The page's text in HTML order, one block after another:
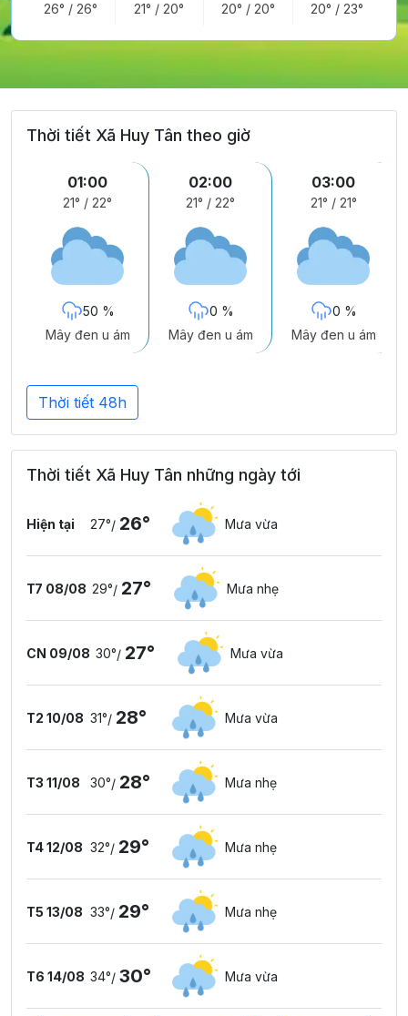
26° / 26° 21° /20° 20° / 20° 20° /23°
Thời tiết Xã Huy Tân theo giờ
01:00
21° / 22°
50 %
Mây đen u ám
02:00
21° / 22°
0 %
Mây đen u ám
03:00
21° / 21°
0 %
Mây đen u ám
Thời tiết 48h
Thời tiết Xã Huy Tân những ngày tới
Hiện tại 27°/ 26° Mưa vừa
T7 08/08 29°/ 27° Mưa nhẹ
CN 09/08 30°/ 27° Mưa vừa
T2 10/08 31°/ 28° Mưa vừa
T3 11/08 30°/ 28° Mưa nhẹ
T4 12/08 32°/ 29° Mưa nhẹ
T5 13/08 33°/ 29° Mưa nhẹ
T6 14/08 34°/ 30° Mưa vừa